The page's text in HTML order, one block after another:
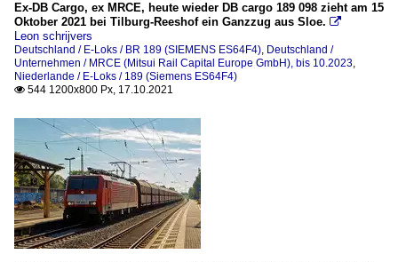
Ex-DB Cargo, ex MRCE, heute wieder DB cargo 189 098 zieht am 15
Oktober 2021 bei Tilburg-Reeshof ein Ganzzug aus Sloe. 
Leon schrijvers
Deutschland / E-Loks / BR 189 (SIEMENS ES64F4), Deutschland /
Unternehmen / MRCE (Mitsui Rail Capital Europe GmbH), bis 10.2023,
Niederlande / E-Loks / 189 (Siemens ES64F4)
 544 1200x800 Px, 17.10.2021